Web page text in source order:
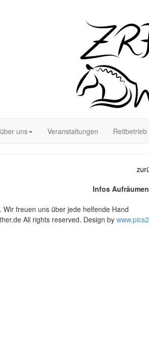
uns Veranstaltungen Reitbetrieb
Infos
Wir freuen uns über jede helfende Hand
All rights reserved. Design by